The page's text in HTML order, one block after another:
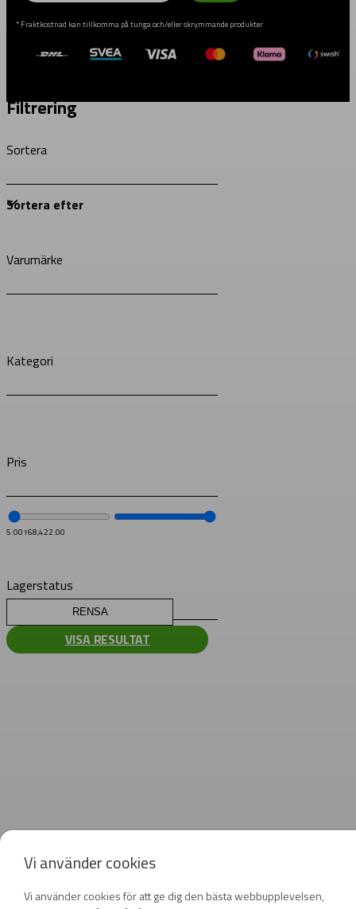
* Fraktkostnad kan tillkomma på tunga och/eller skrymmande produkter
Vi använder cookies
Vi använder cookies för att ge dig den bästa webbupplevelsen,
Filtrering
Sortera
Varumärke
Kategori
Pris
5.00168,422.00
Lagerstatus
RENSA
VISA RESULTAT